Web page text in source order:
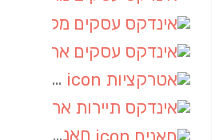
אטרקציות
חאנים